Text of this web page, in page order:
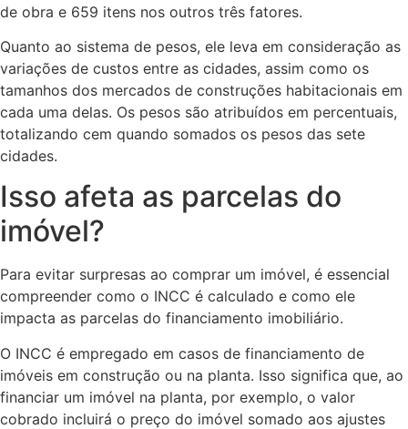
de obra e 659 itens nos outros três fatores.
Quanto ao sistema de pesos, ele leva em consideração as
variações de custos entre as cidades, assim como os
tamanhos dos mercados de construções habitacionais em
cada uma delas. Os pesos são atribuídos em percentuais,
totalizando cem quando somados os pesos das sete
cidades.
Isso afeta as parcelas do
imóvel?
Para evitar surpresas ao comprar um imóvel, é essencial
compreender como o INCC é calculado e como ele
impacta as parcelas do financiamento imobiliário.
O INCC é empregado em casos de financiamento de
imóveis em construção ou na planta. Isso significa que, ao
financiar um imóvel na planta, por exemplo, o valor
cobrado incluirá o preço do imóvel somado aos ajustes